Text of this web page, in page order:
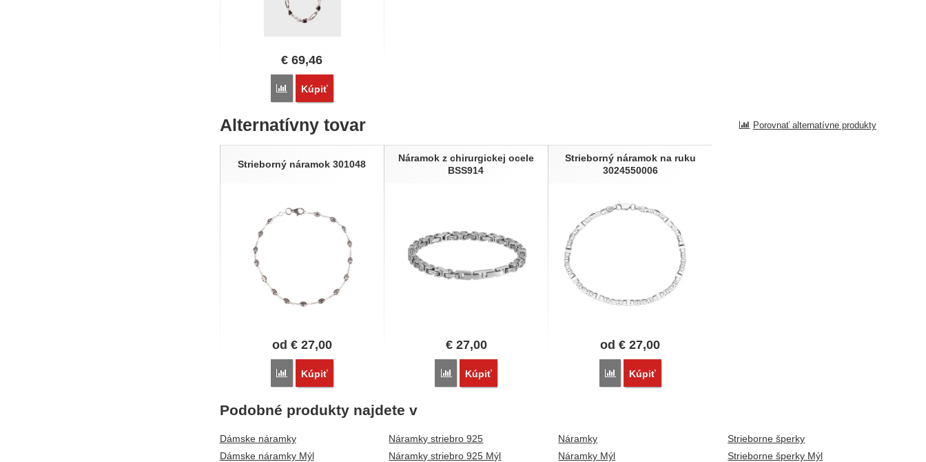
€ 69,46
Porovnať
Kúpiť
Alternatívny tovar Porovnať alternatívne produkty
Strieborný náramok 301048
od €27,00
Porovnať
Kúpiť
Náramok z chirurgickej ocele
BSS914
€27,00
Porovnať
Kúpiť
Strieborný náramok na ruku
3024550006
od€ 27,00
Porovnať
Kúpiť
Podobné produkty najdete v
Dámske náramky
Dámske náramky Mýl
Náramky striebro 925
Náramky striebro 925 Mýl
Náramky
Náramky Mýl
Strieborne šperky
Strieborne šperky Mýl